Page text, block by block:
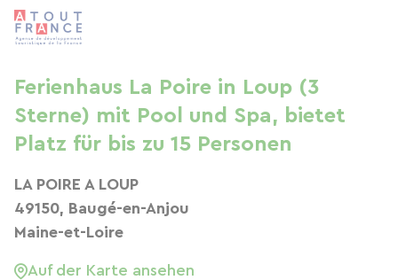
Ferienhaus La Poire in Loup (3
Sterne) mit Pool und Spa, bietet
Platz für bis zu 15 Personen
LA POIRE A LOUP
49150, Baugé-en-Anjou
Maine-et-Loire
Auf der Karte ansehen